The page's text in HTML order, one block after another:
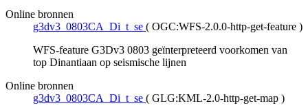
Online bronnen
g3dv3_0803CA_Di_t_se ( OGC:WFS-2.0.0-http-get-feature )
WFS-feature G3Dv3 0803 geïnterpreteerd voorkomen van
top Dinantiaan op seismische lijnen
Online bronnen
g3dv3_0803CA_Di_t_se ( GLG:KML-2.0-http-get-map )